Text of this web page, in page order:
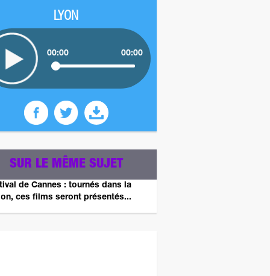
LYON
00:00 00:00
SUR LE MÊME SUJET
de Cannes : tournés dans la
ces films seront présentés...